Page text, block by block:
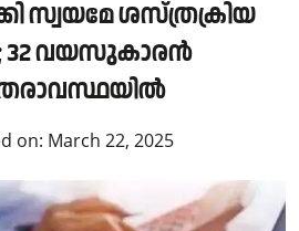
സ്വയമേ ശസ്ത്രക്രിയ
32 വയസുകാരൻ
on: March 22, 2025